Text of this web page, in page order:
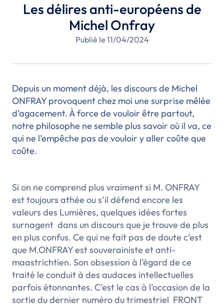
Les délires anti-européens de
Michel Onfray
Publié le 11/04/2024
Depuis un moment déjà, les discours de Michel
ONFRAY provoquent chez moi une surprise mêlée
d’agacement. À force de vouloir être partout,
notre philosophe ne semble plus savoir où il va, ce
qui ne l’empêche pas de vouloir y aller coûte que
coûte.
Si on ne comprend plus vraiment si M. ONFRAY
est toujours athée ou s’il défend encore les
valeurs des Lumières, quelques idées fortes
surnagent dans un discours que je trouve de plus
en plus confus. Ce qui ne fait pas de doute c’est
que M.ONFRAY est souverainiste et anti-
maastrichtien. Son obsession à l’égard de ce
traité le conduit à des audaces intellectuelles
parfois étonnantes. C’est le cas à l’occasion de la
sortie du dernier numéro du trimestriel FRONT